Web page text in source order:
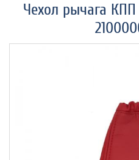
Чехол рычага